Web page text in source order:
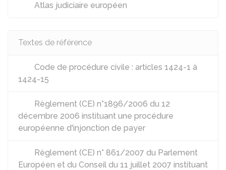
Atlas judiciaire européen
Textes de référence
Code de procédure civile : articles 1424-1 à
1424-15
Règlement (CE) n°1896/2006 du 12
décembre 2006 instituant une procédure
européenne d'injonction de payer
Règlement (CE) n° 861/2007 du Parlement
Européen et du Conseil du 11 juillet 2007 instituant